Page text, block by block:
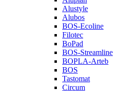
Alustyle
Alubos
BOS-Ecoline
Filotec
BoPad
BOS-Streamline
BOPLA-Arteb
BOS
Tastomat
Circum